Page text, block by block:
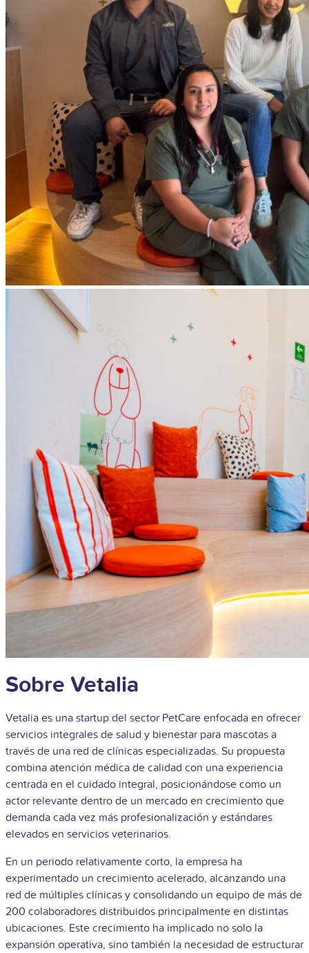
Sobre Vetalia
Vetalia es una startup del sector PetCare enfocada en ofrecer
servicios integrales de salud y bienestar para mascotas a
través de una red de clínicas especializadas. Su propuesta
combina atención médica de calidad con una experiencia
centrada en el cuidado integral, posicionándose como un
actor relevante dentro de un mercado en crecimiento que
demanda cada vez más profesionalización y estándares
elevados en servicios veterinarios.
En un periodo relativamente corto, la empresa ha
experimentado un crecimiento acelerado, alcanzando una
red de múltiples clínicas y consolidando un equipo de más de
200 colaboradores distribuidos principalmente en distintas
ubicaciones. Este crecimiento ha implicado no solo la
expansión operativa, sino también la necesidad de estructurar